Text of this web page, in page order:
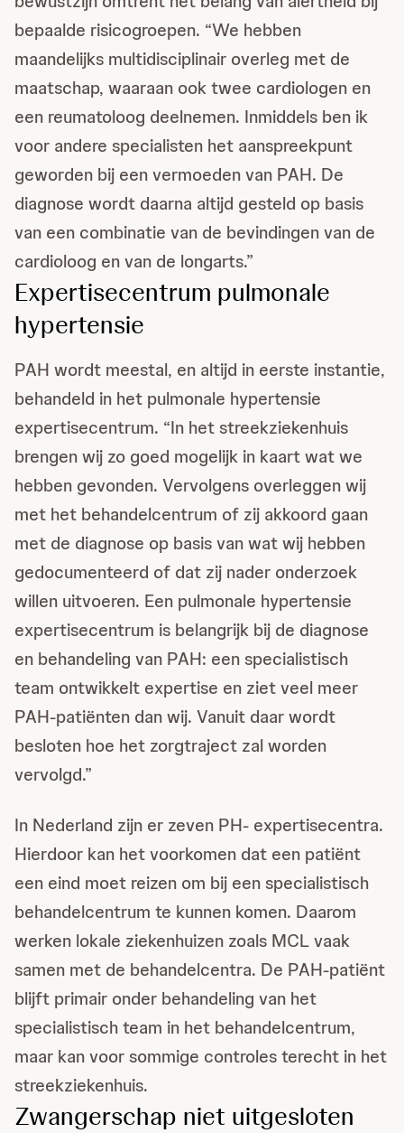
bepaalde risicogroepen. “We hebben
maandelijks multidisciplinair overleg met de
maatschap, waaraan ook twee cardiologen en
een reumatoloog deelnemen. Inmiddels ben ik
voor andere specialisten het aanspreekpunt
geworden bij een vermoeden van PAH. De
diagnose wordt daarna altijd gesteld op basis
van een combinatie van de bevindingen van de
cardioloog en van de longarts.”
Expertisecentrum pulmonale
hypertensie
PAH wordt meestal, en altijd in eerste instantie,
behandeld in het pulmonale hypertensie
expertisecentrum. “In het streekziekenhuis
brengen wij zo goed mogelijk in kaart wat we
hebben gevonden. Vervolgens overleggen wij
met het behandelcentrum of zij akkoord gaan
met de diagnose op basis van wat wij hebben
gedocumenteerd of dat zij nader onderzoek
willen uitvoeren. Een pulmonale hypertensie
expertisecentrum is belangrijk bij de diagnose
en behandeling van PAH: een specialistisch
team ontwikkelt expertise en ziet veel meer
PAH-patiënten dan wij. Vanuit daar wordt
besloten hoe het zorgtraject zal worden
vervolgd.”
In Nederland zijn er zeven PH- expertisecentra.
Hierdoor kan het voorkomen dat een patiënt
een eind moet reizen om bij een specialistisch
behandelcentrum te kunnen komen. Daarom
werken lokale ziekenhuizen zoals MCL vaak
samen met de behandelcentra. De PAH-patiënt
blijft primair onder behandeling van het
specialistisch team in het behandelcentrum,
maar kan voor sommige controles terecht in het
streekziekenhuis.
Zwangerschap niet uitgesloten